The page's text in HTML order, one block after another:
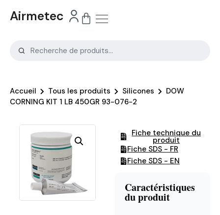
Airmetec
Accueil Tous les produits Silicones
DOW
CORNING KIT 1 LB 450GR 93-076-2
Fiche technique du
produit
Fiche SDS - FR
Fiche SDS - EN
Caractéristiques
du produit